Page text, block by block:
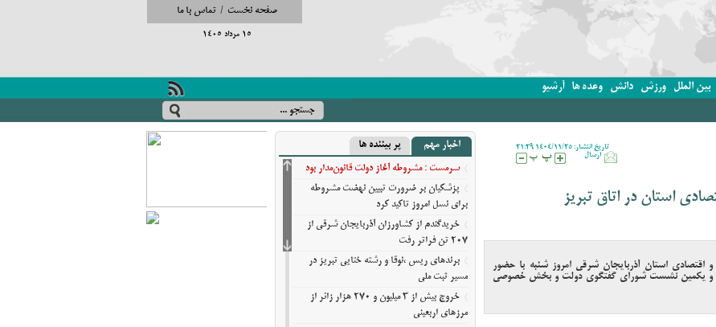
صفحه نخست / تماس با ما
15 مرداد 1405
بین الملل ورزش دانش وعده ها آرشیو
تاکید کرد
تاریخ انتشار: 1404/11/25 21:29
ارسال
استان در اتاق تبریز
استان آذربایجان شرقی امروز شنبه با حضور
و یکمین نشست شورای گفتگوی دولت و بخش خصوصی
اخبار مهم پر بیننده ها
سرمست : مشروطه آغاز دولت قانون‌مدار بود
پزشکیان بر ضرورت تبیین نهضت مشروطه
برای نسل امروز تاکید کرد
خریدگندم از کشاورزان آذربایجان شرقی از
207 تن فراتر رفت
برندهای ریس ،‌نوقا و رشته ختایی تبریز در
مسیر ثبت ملی
خروج بیش از ۳ میلیون و ۲۷۰ هزار زائر از
مرزهای اربعینی